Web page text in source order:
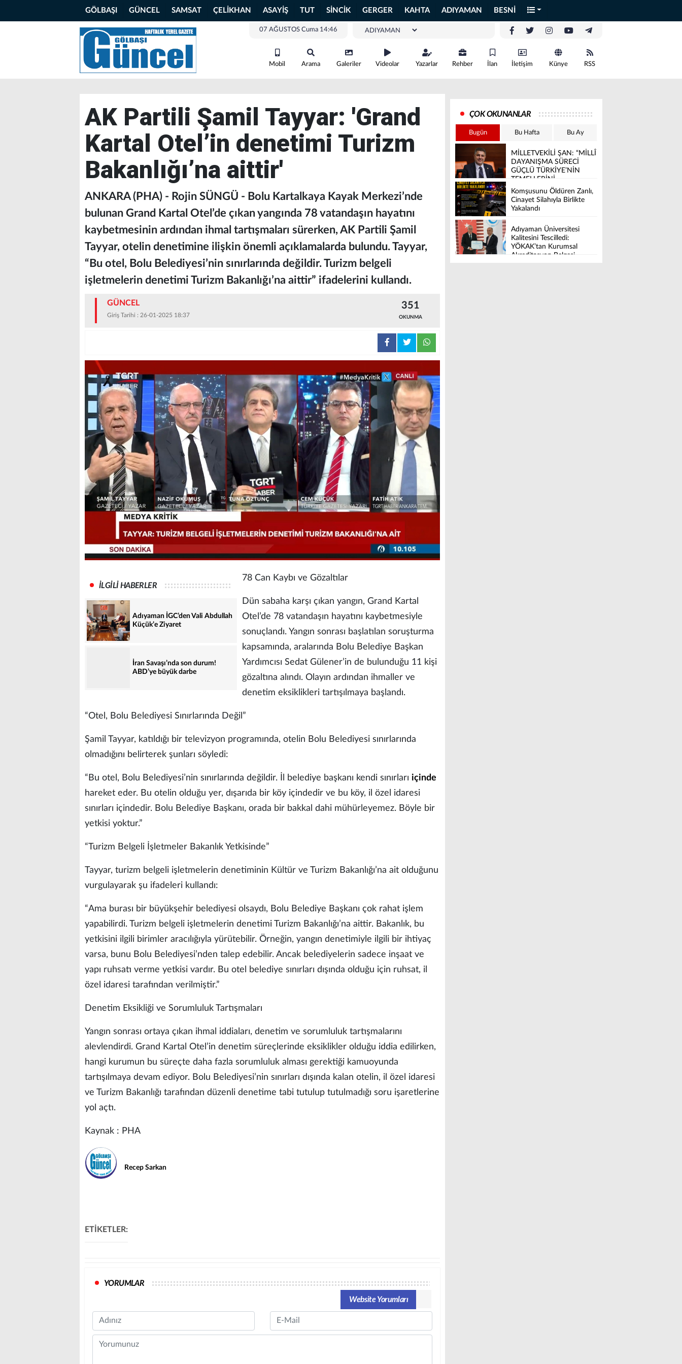
GÖLBAŞI GÜNCEL SAMSAT ÇELİKHAN ASAYİŞ TUT SİNCİK GERGER KAHTA ADIYAMAN BESNİ
07 AĞUSTOS Cuma 14:46
Mobil Arama Galeriler Videolar Yazarlar Rehber İlan İletişim Künye RSS
AK Partili Şamil Tayyar: 'Grand
Kartal Otel’in denetimi Turizm
Bakanlığı’na aittir'
ANKARA (PHA) - Rojin SÜNGÜ - Bolu Kartalkaya Kayak Merkezi’nde
bulunan Grand Kartal Otel’de çıkan yangında 78 vatandaşın hayatını
kaybetmesinin ardından ihmal tartışmaları sürerken, AK Partili Şamil
Tayyar, otelin denetimine ilişkin önemli açıklamalarda bulundu. Tayyar,
“Bu otel, Bolu Belediyesi’nin sınırlarında değildir. Turizm belgeli
işletmelerin denetimi Turizm Bakanlığı’na aittir” ifadelerini kullandı.
GÜNCEL
Giriş Tarihi : 26-01-2025 18:37
351
OKUNMA
İLGİLİ HABERLER
Adıyaman İGC’den Vali Abdullah
Küçük’e Ziyaret
İran Savaşı’nda son durum!
ABD’ye büyük darbe
78 Can Kaybı ve Gözaltılar
Dün sabaha karşı çıkan yangın, Grand Kartal
Otel’de 78 vatandaşın hayatını kaybetmesiyle
sonuçlandı. Yangın sonrası başlatılan soruşturma
kapsamında, aralarında Bolu Belediye Başkan
Yardımcısı Sedat Gülener’in de bulunduğu 11 kişi
gözaltına alındı. Olayın ardından ihmaller ve
denetim eksiklikleri tartışılmaya başlandı.
“Otel, Bolu Belediyesi Sınırlarında Değil”
Şamil Tayyar, katıldığı bir televizyon programında, otelin Bolu Belediyesi sınırlarında
olmadığını belirterek şunları söyledi:
“Bu otel, Bolu Belediyesi’nin sınırlarında değildir. İl belediye başkanı kendi sınırları içinde
hareket eder. Bu otelin olduğu yer, dışarıda bir köy içindedir ve bu köy, il özel idaresi
sınırları içindedir. Bolu Belediye Başkanı, orada bir bakkal dahi mühürleyemez. Böyle bir
yetkisi yoktur.”
“Turizm Belgeli İşletmeler Bakanlık Yetkisinde”
Tayyar, turizm belgeli işletmelerin denetiminin Kültür ve Turizm Bakanlığı’na ait olduğunu
vurgulayarak şu ifadeleri kullandı:
“Ama burası bir büyükşehir belediyesi olsaydı, Bolu Belediye Başkanı çok rahat işlem
yapabilirdi. Turizm belgeli işletmelerin denetimi Turizm Bakanlığı’na aittir. Bakanlık, bu
yetkisini ilgili birimler aracılığıyla yürütebilir. Örneğin, yangın denetimiyle ilgili bir ihtiyaç
varsa, bunu Bolu Belediyesi’nden talep edebilir. Ancak belediyelerin sadece inşaat ve
yapı ruhsatı verme yetkisi vardır. Bu otel belediye sınırları dışında olduğu için ruhsat, il
özel idaresi tarafından verilmiştir.”
Denetim Eksikliği ve Sorumluluk Tartışmaları
Yangın sonrası ortaya çıkan ihmal iddiaları, denetim ve sorumluluk tartışmalarını
alevlendirdi. Grand Kartal Otel’in denetim süreçlerinde eksiklikler olduğu iddia edilirken,
hangi kurumun bu süreçte daha fazla sorumluluk alması gerektiği kamuoyunda
tartışılmaya devam ediyor. Bolu Belediyesi’nin sınırları dışında kalan otelin, il özel idaresi
ve Turizm Bakanlığı tarafından düzenli denetime tabi tutulup tutulmadığı soru işaretlerine
yol açtı.
Kaynak : PHA
Recep Sarkan
ETİKETLER:
YORUMLAR
Website Yorumları
Name Email
Comment
ÇOK OKUNANLAR
Bugün Bu Hafta Bu Ay
MİLLETVEKİLİ ŞAN: “MİLLÎ
DAYANIŞMA SÜRECİ
GÜÇLÜ TÜRKİYE’NİN
TEMELLERİNİ
SAĞLAMLAŞTIRACAK”
Komşusunu Öldüren Zanlı,
Cinayet Silahıyla Birlikte
Yakalandı
Adıyaman Üniversitesi
Kalitesini Tescilledi:
YÖKAK’tan Kurumsal
Akreditasyon Belgesi